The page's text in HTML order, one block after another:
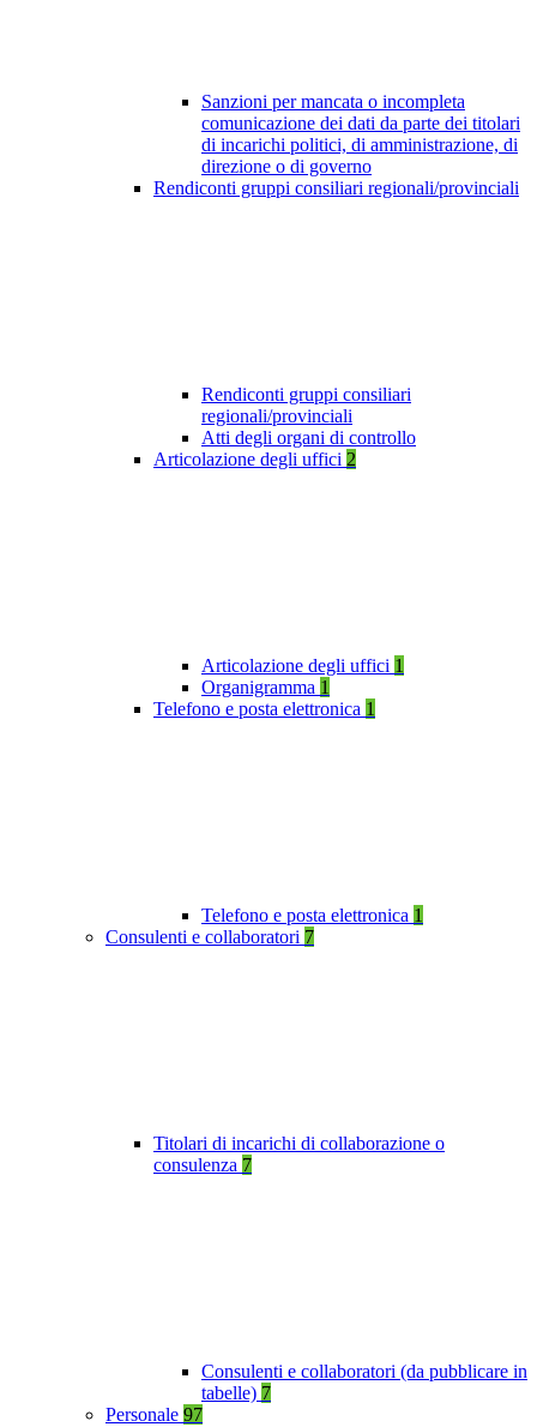
Sanzioni per mancata o incompleta
comunicazione dei dati da parte dei titolari
di incarichi politici, di amministrazione, di
direzione o di governo
Rendiconti gruppi consiliari regionali/provinciali
Rendiconti gruppi consiliari
regionali/provinciali
Atti degli organi di controllo
Articolazione degli uffici 2
Articolazione degli uffici 1
Organigramma 1
Telefono e posta elettronica 1
Telefono e posta elettronica 1
Consulenti e collaboratori 7
Titolari di incarichi di collaborazione o
consulenza 7
Consulenti e collaboratori (da pubblicare in
tabelle) 7
Personale 97